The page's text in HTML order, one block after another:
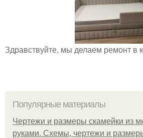
Здравствуйте, мы делаем ремонт в
Популярные материалы
Чертежи и размеры скамейки из
руками. Схемы, чертежи и